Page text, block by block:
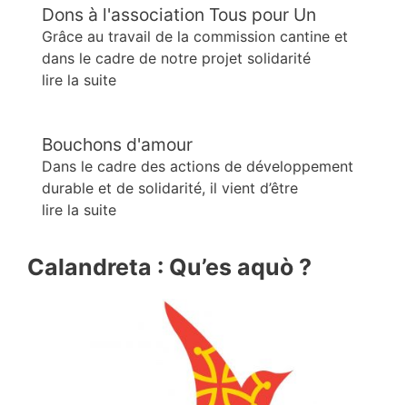
Dons à l'association Tous pour Un
Grâce au travail de la commission cantine et
dans le cadre de notre projet solidarité
lire la suite
Bouchons d'amour
Dans le cadre des actions de développement
durable et de solidarité, il vient d’être
lire la suite
Calandreta : Qu’es aquò ?